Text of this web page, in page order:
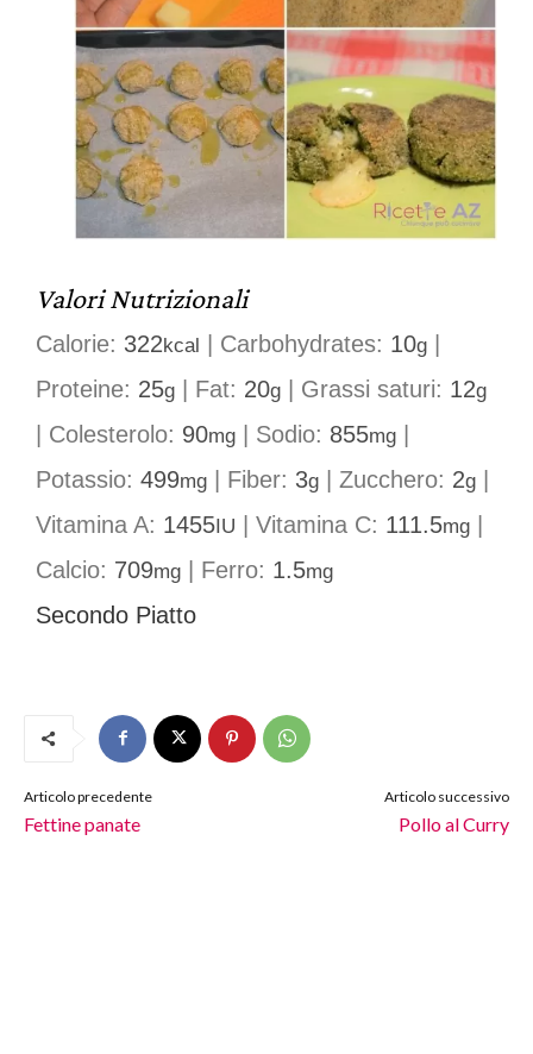
Valori Nutrizionali
Calorie: 322kcal | Carbohydrates: 10g |
Proteine: 25g | Fat: 20g | Grassi saturi: 12g
| Colesterolo: 90mg | Sodio: 855mg |
Potassio: 499mg | Fiber: 3g | Zucchero: 2g |
Vitamina A: 1455IU | Vitamina C: 111.5mg |
Calcio: 709mg | Ferro: 1.5mg
Secondo Piatto
Articolo precedente
Fettine panate
Articolo successivo
Pollo al Curry